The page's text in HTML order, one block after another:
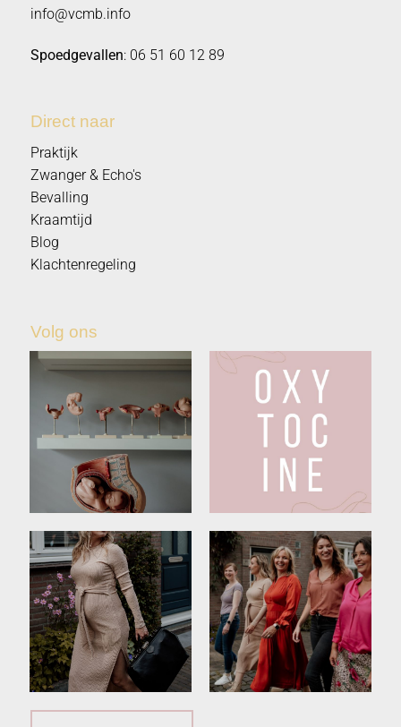
info@vcmb.info
Spoedgevallen: 06 51 60 12 89
Direct naar
Praktijk
Zwanger & Echo's
Bevalling
Kraamtijd
Blog
Klachtenregeling
Volg ons